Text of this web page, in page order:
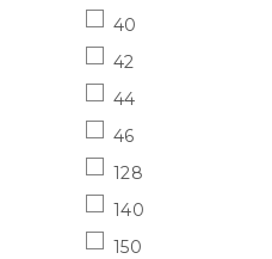
40
42
44
46
128
140
150